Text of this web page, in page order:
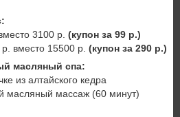
3100 р. (купон за 99 р.)
вместо 15500 р. (купон за 290 р.)
масляный спа:
из алтайского кедра
масляный массаж (60 минут)